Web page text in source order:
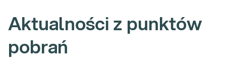
Aktualności z punktów
pobrań